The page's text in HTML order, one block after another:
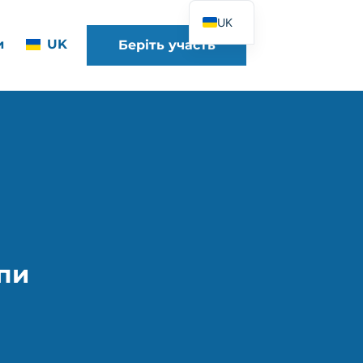
UK Беріть участь
UK
FR